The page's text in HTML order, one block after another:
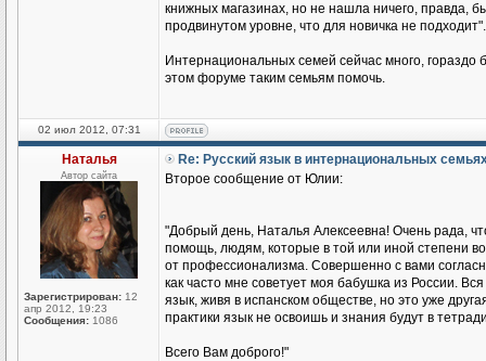
книжных магазинах, но не нашла ничего, правда,
продвинутом уровне, что для новичка не подходит".
Интернациональных семей сейчас много,
этом форуме таким семьям помочь.
02 июл 2012, 07:31
Наталья
Автор сайта
Зарегистрирован: 12
апр 2012, 19:23
Сообщения: 1086
Re: Русский язык в интернациональных
Второе сообщение от Юлии:
"Добрый день, Наталья Алексеевна! Очень рада,
помощь, людям, которые в той или иной степени
от профессионализма. Совершенно с вами
как часто мне советует моя бабушка из России.
язык, живя в испанском обществе, но это уже
практики язык не освоишь и знания будут в
Всего Вам доброго!"